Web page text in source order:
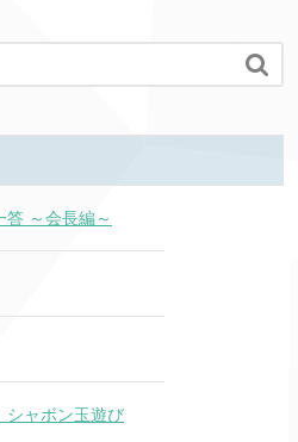

答 ～会長編～
ャボン玉遊び